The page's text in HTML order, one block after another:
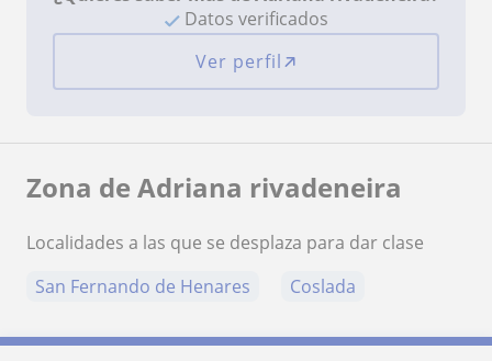
Datos verificados
Ver perfil
Zona de Adriana rivadeneira
Localidades a las que se desplaza para dar clase
San Fernando de Henares
Coslada